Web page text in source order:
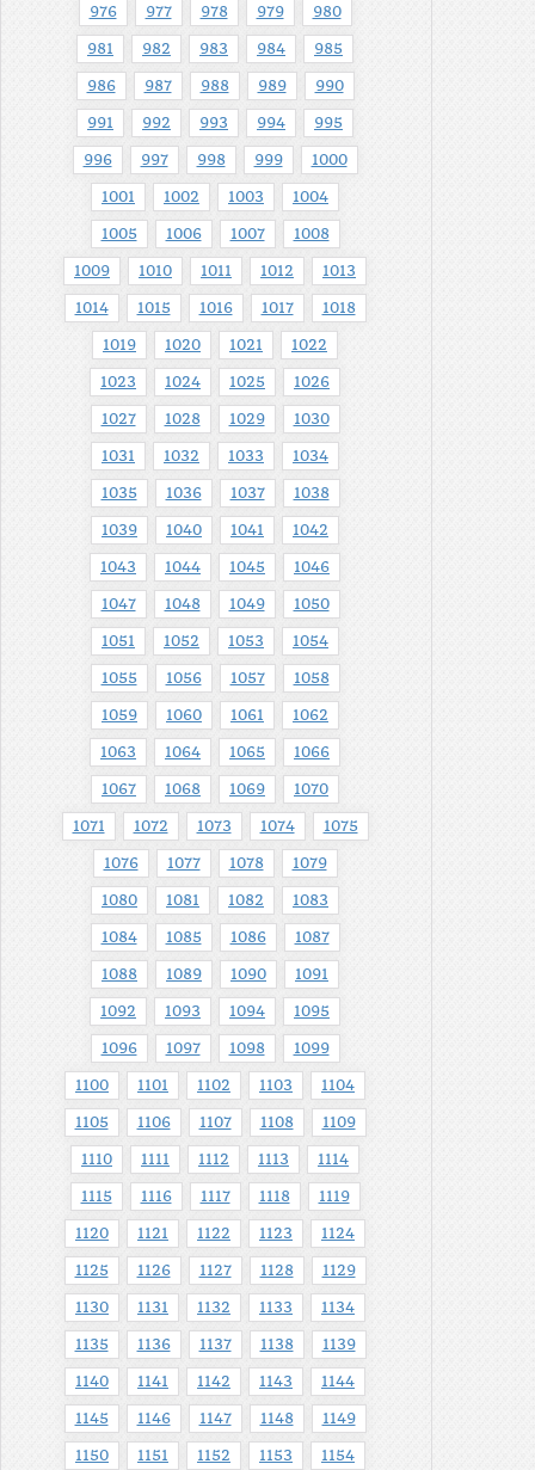
976 977 978 979 980
981 982 983 984 985
986 987 988 989 990
991 992 993 994 995
996 997 998 999 1000
1001 1002 1003 1004
1005 1006 1007 1008
1009 1010 1011 1012 1013
1014 1015 1016 1017 1018
1019 1020 1021 1022
1023 1024 1025 1026
1027 1028 1029 1030
1031 1032 1033 1034
1035 1036 1037 1038
1039 1040 1041 1042
1043 1044 1045 1046
1047 1048 1049 1050
1051 1052 1053 1054
1055 1056 1057 1058
1059 1060 1061 1062
1063 1064 1065 1066
1067 1068 1069 1070
1071 1072 1073 1074 1075
1076 1077 1078 1079
1080 1081 1082 1083
1084 1085 1086 1087
1088 1089 1090 1091
1092 1093 1094 1095
1096 1097 1098 1099
1100 1101 1102 1103 1104
1105 1106 1107 1108 1109
1110 1111 1112 1113 1114
1115 1116 1117 1118 1119
1120 1121 1122 1123 1124
1125 1126 1127 1128 1129
1130 1131 1132 1133 1134
1135 1136 1137 1138 1139
1140 1141 1142 1143 1144
1145 1146 1147 1148 1149
1150 1151 1152 1153 1154